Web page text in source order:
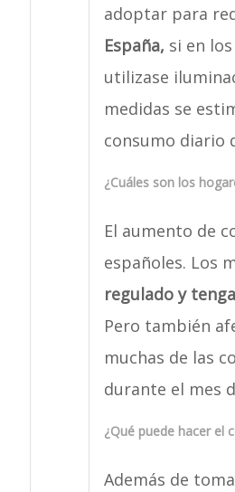
adoptar para
España, si en
utilizase
medidas se
consumo diario
¿Cuáles son los
El aumento de
españoles. Los
regulado y
Pero también
muchas de las
durante el mes
¿Qué puede hacer el
Además de